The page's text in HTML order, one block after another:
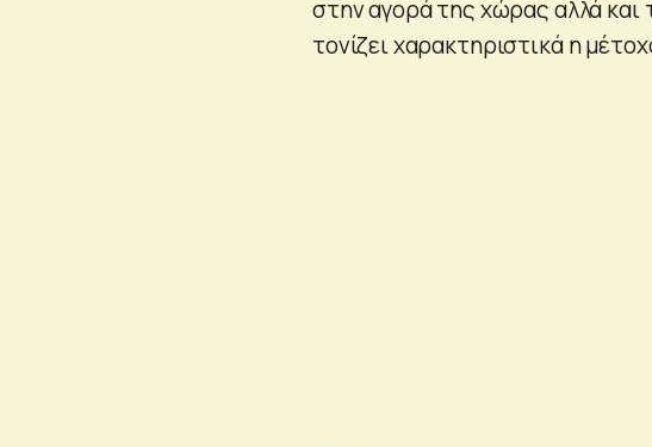
στην αγορά της χώρας αλλά
τονίζει χαρακτηριστικά η